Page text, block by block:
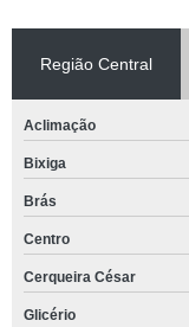
Região Central
Aclimação
Bixiga
Brás
Centro
Cerqueira César
Glicério